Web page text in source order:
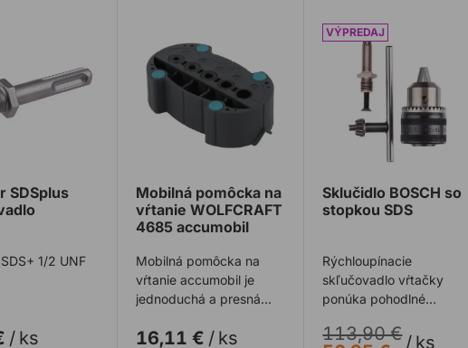
SDSplus
1/2 UNF
/ ks
Mobilná pomôcka na vŕtanie WOLFCRAFT
Mobilná pomôcka na
vŕtanie WOLFCRAFT
4685 accumobil
Mobilná pomôcka na
vŕtanie accumobil je
jednoduchá a presná
vŕtanie vertikálnych o ...
16,11 € / ks
Sklučidlo BOSCH so
Sklučidlo BOSCH so
stopkou SDS
Rýchloupínacie
skľučovadlo vŕtačky
ponúka pohodlné
jednou rukou pre čo
113,90 €/ ks